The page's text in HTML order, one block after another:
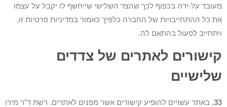
מעובד על-ידה בכפוף לכך שהצד השלישי שייחשף לו יקבל על עצמו
את כל ההתחייבויות של החברה כלפיך כאמור במדיניות פרטיות זו,
ויתחייב לפעול בהתאם לה.
קישורים לאתרים של צדדים
שלישיים
33. באתר עשויים להופיע קישורים אשר מפנים לאתרים. רשת ד"ר מירו